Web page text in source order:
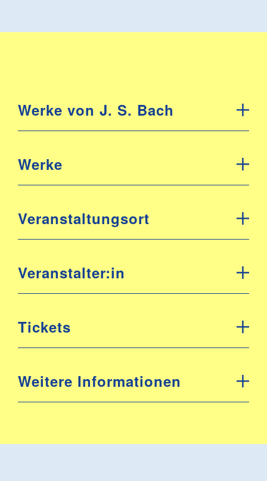
Werke von J. S. Bach
Werke
Veranstaltungsort
Veranstalter:in
Tickets
Weitere Informationen